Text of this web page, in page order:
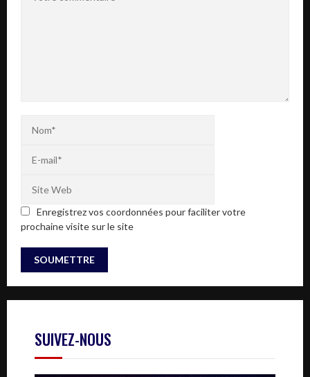
Enregistrez vos coordonnées pour faciliter votre
prochaine visite sur le site
SUIVEZ-NOUS